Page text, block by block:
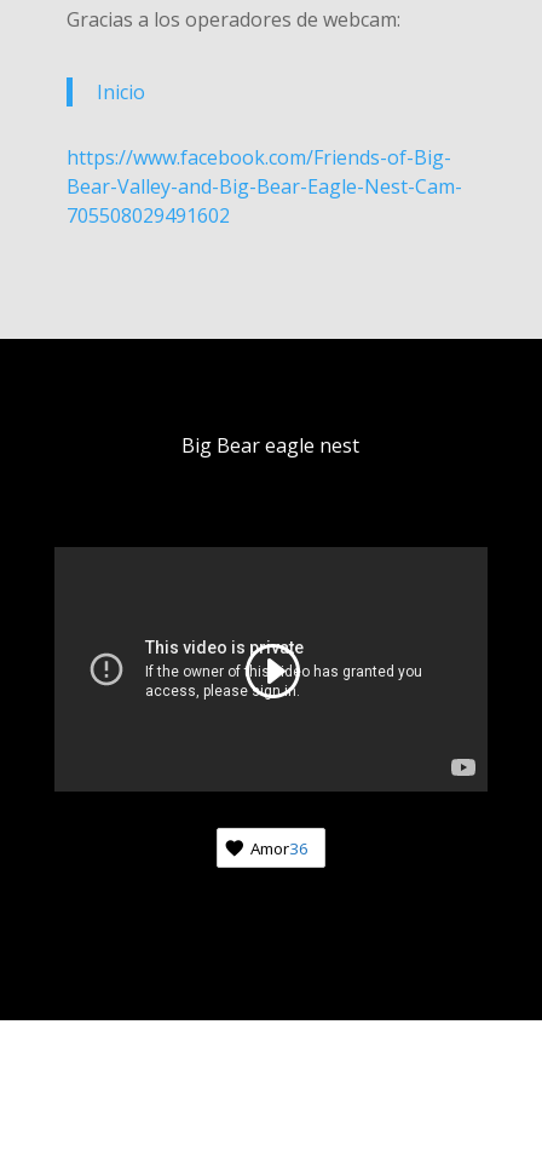
Gracias a los operadores de webcam:
Inicio
https://www.facebook.com/Friends-of-Big-
Bear-Valley-and-Big-Bear-Eagle-Nest-Cam-
705508029491602
Big Bear eagle nest
Amor36